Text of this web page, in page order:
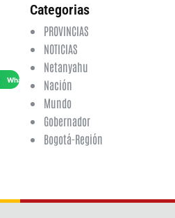
WhatsApp
Categorias
PROVINCIAS
NOTICIAS
Netanyahu
Nación
Mundo
Gobernador
Bogotá-Región